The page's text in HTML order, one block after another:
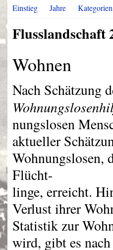
Einstieg Jahre Kategorien
Flusslandschaft
Wohnen
Nach Schätzung
nungslosen
aktueller
Wohnungslosen,
Flücht-
linge, erreicht.
Verlust ihrer
Statistik zur
wird, gibt es